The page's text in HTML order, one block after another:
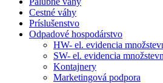
Cestné váhy
Príslušenstvo
Odpadové hospodárstvo
HW- el. evidencia
SW- el. evidencia
Kontajnery
Marketingová podpora